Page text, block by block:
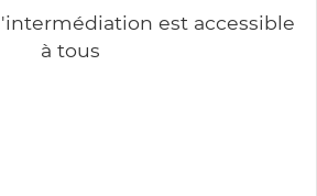
est accessible
à tous